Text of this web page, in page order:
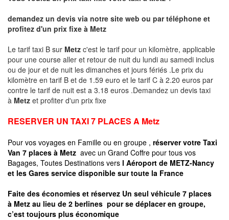
demandez un devis via notre site web ou par téléphone et
profitez d'un prix fixe à Metz
Le tarif taxi B sur Metz c'est le tarif pour un kilomètre, applicable
pour une course aller et retour de nuit du lundi au samedi inclus
ou de jour et de nuit les dimanches et jours fériés .Le prix du
kilomètre en tarif B et de 1.59 euro et le tarif C à 2.20 euros par
contre le tarif de nuit est a 3.18 euros .Demandez un devis taxi
à Metz et profiter d'un prix fixe
RESERVER UN TAXI 7 PLACES A Metz
Pour vos voyages en Famille ou en groupe , réserver votre Taxi
Van 7 places à Metz avec un Grand Coffre pour tous vos
Bagages, Toutes Destinations vers l Aéroport de METZ-Nancy
et les Gares service disponible sur toute la France
Faite des économies et réservez Un seul véhicule 7 places
à Metz au lieu de 2 berlines pour se déplacer en groupe,
c’est toujours plus économique